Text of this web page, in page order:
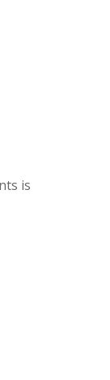
is